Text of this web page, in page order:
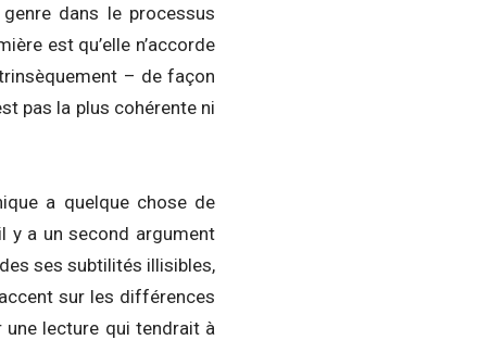
dans le processus
est qu’elle n’accorde
– de façon
pas la plus cohérente ni
a quelque chose de
y a un second argument
ses subtilités illisibles,
sur les différences
lecture qui tendrait à